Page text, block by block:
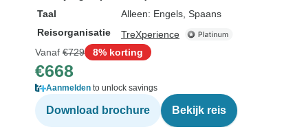
Taal
Alleen: Engels, Spaans
Reisorganisatie
TreXperience
Vanaf €729 8% korting
€668
Aanmelden to unlock savings
Download brochure Bekijk reis